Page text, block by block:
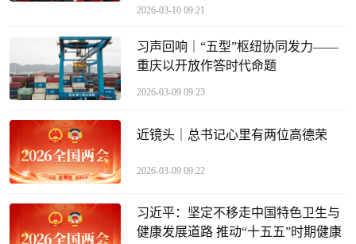
2026-03-10 09:21
习声回响｜“五型”枢纽协同发力——
重庆以开放作答时代命题
2026-03-09 09:23
近镜头｜总书记心里有两位高德荣
2026-03-09 09:22
习近平：坚定不移走中国特色卫生与
健康发展道路 推动“十五五”时期健康